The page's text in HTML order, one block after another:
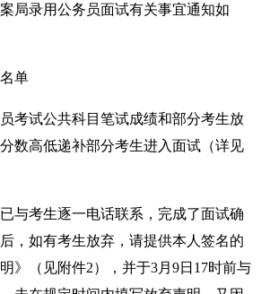
局录用公务员面试有关事宜通知如
单
考试公共科目笔试成绩和部分考生放
数高低递补部分考生进入面试（详见
与考生逐一电话联系，完成了面试确
，如有考生放弃，请提供本人签名的
》（见附件2），并于3月 9日 17时前与